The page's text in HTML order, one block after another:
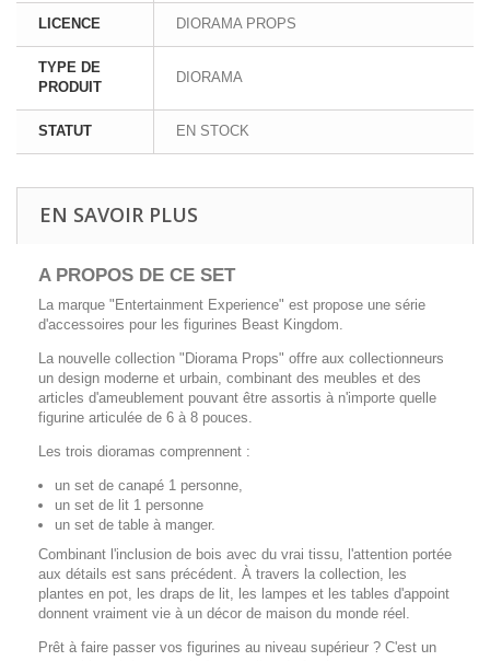
LICENCE DIORAMA PROPS
TYPE DE
PRODUIT
DIORAMA
STATUT EN STOCK
EN SAVOIR PLUS
A PROPOS DE CE SET
La marque "Entertainment Experience" est propose une série
d'accessoires pour les figurines Beast Kingdom.
La nouvelle collection "Diorama Props" offre aux collectionneurs
un design moderne et urbain, combinant des meubles et des
articles d'ameublement pouvant être assortis à n'importe quelle
figurine articulée de 6 à 8 pouces.
Les trois dioramas comprennent :
un set de canapé 1 personne,
un set de lit 1 personne
un set de table à manger.
Combinant l'inclusion de bois avec du vrai tissu, l'attention portée
aux détails est sans précédent. À travers la collection, les
plantes en pot, les draps de lit, les lampes et les tables d'appoint
donnent vraiment vie à un décor de maison du monde réel.
Prêt à faire passer vos figurines au niveau supérieur ? C'est un